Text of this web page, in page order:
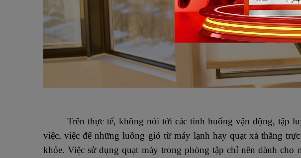
Trên thực tế, không nói tới các tình huống vận động, tập
việc, việc để những luồng gió từ máy lạnh hay quạt xả thẳng
khỏe. Việc sử dụng quạt máy trong phòng tập chỉ nên dành